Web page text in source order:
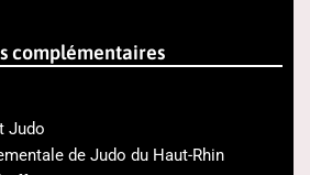
complémentaires
Judo
de Judo du Haut-Rhin